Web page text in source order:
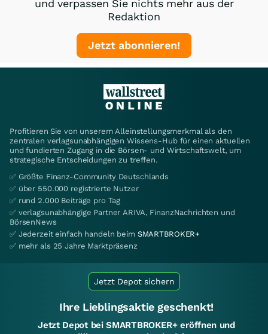
und verpassen Sie nichts mehr aus der
Redaktion
Jetzt abonnieren!
Profitieren Sie von unserem Alleinstellungsmerkmal als den
zentralen verlagsunabhängigen Wissens-Hub für einen aktuellen
und fundierten Zugang in die Börsen- und Wirtschaftswelt, um
strategische Entscheidungen zu treffen.
✅ Größte Finanz-Community Deutschlands
✅ über 550.000 registrierte Nutzer
✅ rund 2.000 Beiträge pro Tag
✅ verlagsunabhängige Partner ARIVA, FinanzNachrichten und
BörsenNews
✅ Jederzeit einfach handeln beim SMARTBROKER+
✅ mehr als 25 Jahre Marktpräsenz
Jetzt Depot sichern
Ihre Lieblingsaktie geschenkt!
Jetzt Depot bei SMARTBROKER+ eröffnen und